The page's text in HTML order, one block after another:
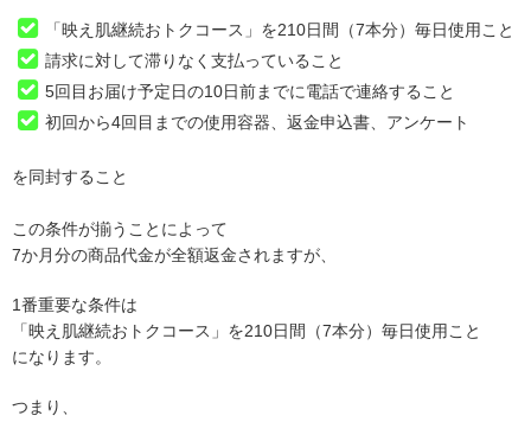
「映え肌継続おトクコース」を210日間（7本分）毎日使用こと
請求に対して滞りなく支払っていること
5回目お届け予定日の10日前までに電話で連絡すること
初回から4回目までの使用容器、返金申込書、アンケート
を同封すること
この条件が揃うことによって
7か月分の商品代金が全額返金されますが、
1番重要な条件は
「映え肌継続おトクコース」を210日間（7本分）毎日使用こと
になります。
つまり、